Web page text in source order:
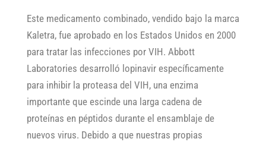
Este medicamento combinado, vendido bajo la marca
Kaletra, fue aprobado en los Estados Unidos en 2000
para tratar las infecciones por VIH. Abbott
Laboratories desarrolló lopinavir específicamente
para inhibir la proteasa del VIH, una enzima
importante que escinde una larga cadena de
proteínas en péptidos durante el ensamblaje de
nuevos virus. Debido a que nuestras propias